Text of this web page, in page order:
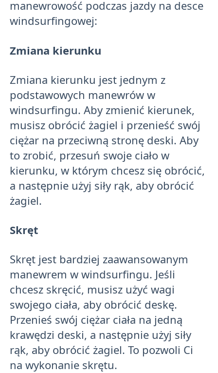
manewrowość podczas jazdy na desce
windsurfingowej:
Zmiana kierunku
Zmiana kierunku jest jednym z
podstawowych manewrów w
windsurfingu. Aby zmienić kierunek,
musisz obrócić żagiel i przenieść swój
ciężar na przeciwną stronę deski. Aby
to zrobić, przesuń swoje ciało w
kierunku, w którym chcesz się obrócić,
a następnie użyj siły rąk, aby obrócić
żagiel.
Skręt
Skręt jest bardziej zaawansowanym
manewrem w windsurfingu. Jeśli
chcesz skręcić, musisz użyć wagi
swojego ciała, aby obrócić deskę.
Przenieś swój ciężar ciała na jedną
krawędzi deski, a następnie użyj siły
rąk, aby obrócić żagiel. To pozwoli Ci
na wykonanie skrętu.